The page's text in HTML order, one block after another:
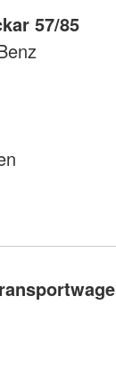
57/85